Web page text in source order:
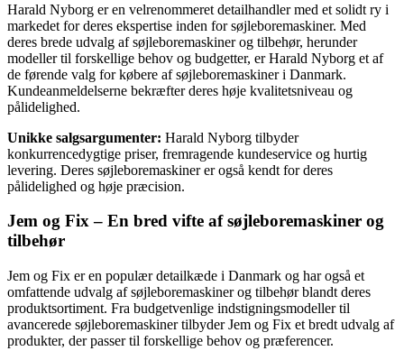
Harald Nyborg er en velrenommeret detailhandler med et solidt ry i
markedet for deres ekspertise inden for søjleboremaskiner. Med
deres brede udvalg af søjleboremaskiner og tilbehør, herunder
modeller til forskellige behov og budgetter, er Harald Nyborg et af
de førende valg for købere af søjleboremaskiner i Danmark.
Kundeanmeldelserne bekræfter deres høje kvalitetsniveau og
pålidelighed.
Unikke salgsargumenter: Harald Nyborg tilbyder
konkurrencedygtige priser, fremragende kundeservice og hurtig
levering. Deres søjleboremaskiner er også kendt for deres
pålidelighed og høje præcision.
Jem og Fix – En bred vifte af søjleboremaskiner og
tilbehør
Jem og Fix er en populær detailkæde i Danmark og har også et
omfattende udvalg af søjleboremaskiner og tilbehør blandt deres
produktsortiment. Fra budgetvenlige indstigningsmodeller til
avancerede søjleboremaskiner tilbyder Jem og Fix et bredt udvalg af
produkter, der passer til forskellige behov og præferencer.